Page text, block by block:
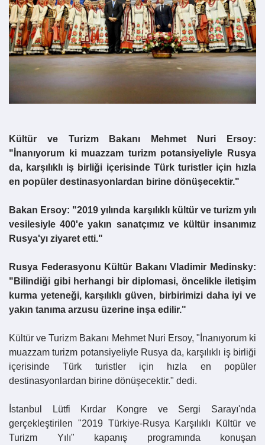
Kültür ve Turizm Bakanı Mehmet Nuri Ersoy:
"İnanıyorum ki muazzam turizm potansiyeliyle Rusya
da, karşılıklı iş birliği içerisinde Türk turistler için hızla
en popüler destinasyonlardan birine dönüşecektir."
Bakan Ersoy: "2019 yılında karşılıklı kültür ve turizm yılı
vesilesiyle 400'e yakın sanatçımız ve kültür insanımız
Rusya'yı ziyaret etti."
Rusya Federasyonu Kültür Bakanı Vladimir Medinsky:
"Bilindiği gibi herhangi bir diplomasi, öncelikle iletişim
kurma yeteneği, karşılıklı güven, birbirimizi daha iyi ve
yakın tanıma arzusu üzerine inşa edilir."
Kültür ve Turizm Bakanı MehmetNuri Ersoy, "İnanıyorum ki
muazzam turizm potansiyeliyle Rusya da, karşılıklı iş birliği
içerisinde Türk turistler için hızla en popüler
destinasyonlardan birine dönüşecektir." dedi.
İstanbul Lütfi Kırdar Kongre ve Sergi Sarayı'nda
gerçekleştirilen "2019 Türkiye-Rusya Karşılıklı Kültür ve
Turizm Yılı" kapanış programında konuşan